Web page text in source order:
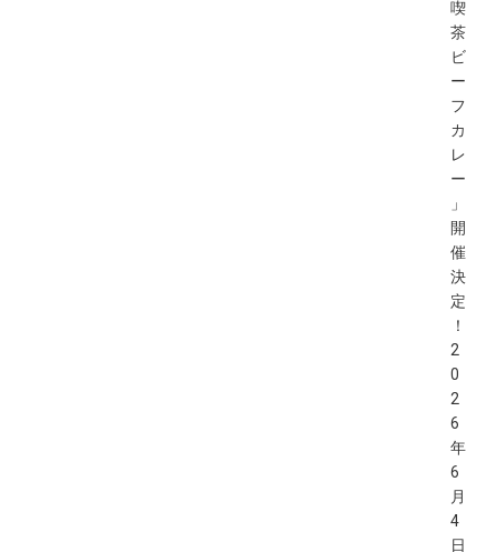
喫
茶
ビ
ー
フ
カ
レ
ー
」
開
催
決
定
！
2
0
2
6
年
6
月
4
日